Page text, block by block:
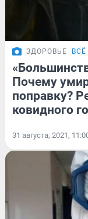
ЗДОРОВЬЕ
Почему
поправку?
ковидного
31 августа, 2021,